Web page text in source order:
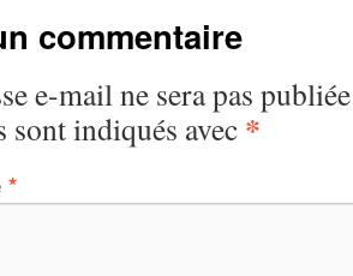
commentaire
e-mail ne sera pas
sont indiqués avec *
*